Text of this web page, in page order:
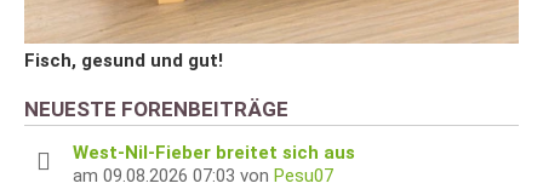
Fisch, gesund und gut!
NEUESTE FORENBEITRÄGE
West-Nil-Fieber breitet sich aus
am 09.08.2026 07:03 von Pesu07